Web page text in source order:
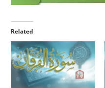
Related